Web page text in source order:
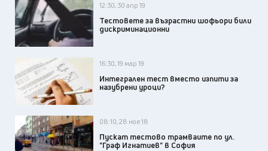
12:30, 30 апр 19
Тестовете за възрастни шофьори били
дискриминационни
16:30, 19 мар 19
Интегрален тест вместо изпити за
назубрени уроци?
08:10, 28 ное 18
Пускат тестово трамваите по ул.
"Граф Игнатиев" в София